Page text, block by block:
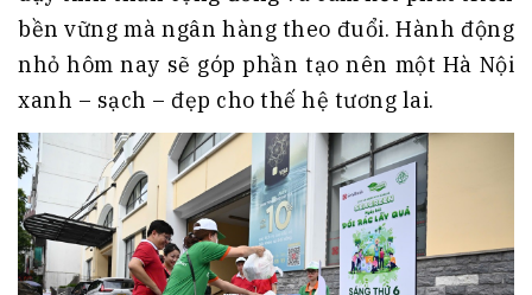
bền vững mà ngân hàng theo đuổi. Hành động
nhỏ hôm nay sẽ góp phần tạo nên một Hà Nội
xanh – sạch – đẹp cho thế hệ tương lai.